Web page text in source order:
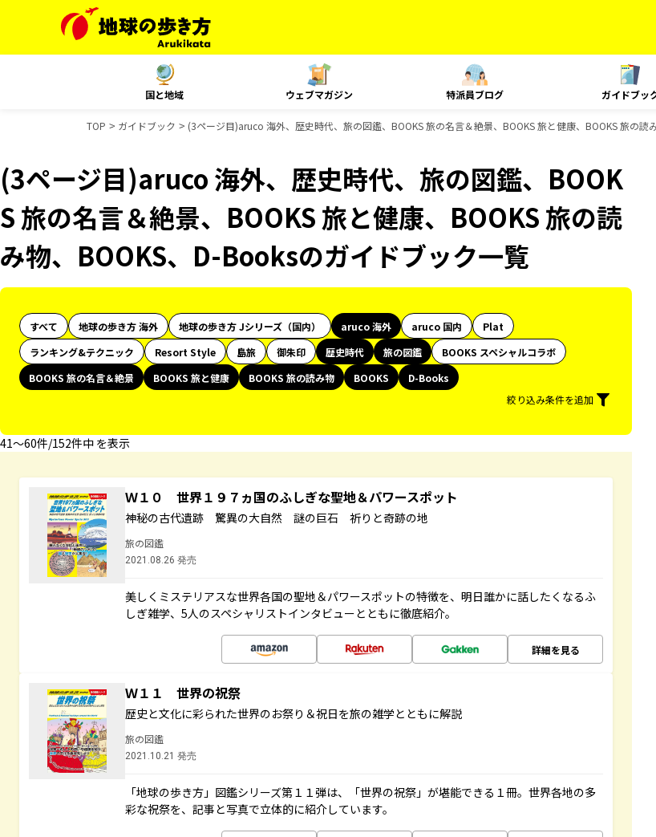
国と地域 ウェブマガジン 特派員ブログ ガイドブッ
TOP ガイドブック (3ページ目)aruco 海外、歴史時代、旅の図鑑、BOOKS 旅の名言＆絶景、BOOKS 旅と健康、BOOKS 旅の
(3ページ目)aruco 海外、歴史時代、旅の図鑑、BOOK
S 旅の名言＆絶景、BOOKS 旅と健康、BOOKS 旅の読
み物、BOOKS、D-Booksのガイドブック一覧
すべて 地球の歩き方 海外 地球の歩き方 Jシリーズ（国内） aruco 海外 aruco 国内
Plat
ランキング&テクニック
Resort Style 島旅 御朱印 歴史時代 旅の図鑑
BOOKS スペシャルコラボ
BOOKS 旅の名言＆絶景
BOOKS 旅と健康 BOOKS 旅の読み物 BOOKS
D-Books
絞り込み条件を追加
41〜60件/152件中 を表示
Ｗ１０ 世界１９７ヵ国のふしぎな聖地＆パワースポット
神秘の古代遺跡 驚異の大自然 謎の巨石 祈りと奇跡の地
旅の図鑑
2021.08.26 発売
美しくミステリアスな世界各国の聖地＆パワースポットの特徴を、明日誰かに話したくなるふ
しぎ雑学、5人のスペシャリストインタビューとともに徹底紹介。
詳細を見る
Ｗ１１ 世界の祝祭
歴史と文化に彩られた世界のお祭り＆祝日を旅の雑学とともに解説
旅の図鑑
2021.10.21 発売
「地球の歩き方」図鑑シリーズ第１１弾は、「世界の祝祭」が堪能できる１冊。世界各地の多
彩な祝祭を、記事と写真で立体的に紹介しています。